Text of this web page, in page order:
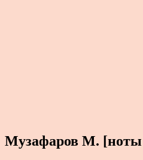
Музафаров М. [ноты